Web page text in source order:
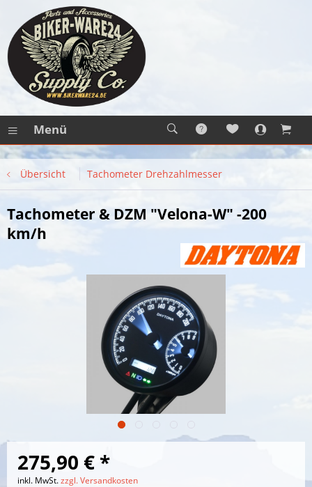
Menü
Übersicht Tachometer Drehzahlmesser
Tachometer & DZM "Velona-W" -200
km/h
275,90 € *
inkl. MwSt.zzgl. Versandkosten